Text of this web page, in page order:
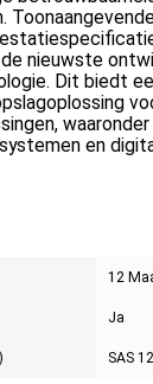
nieuwste
Dit biedt
en
12
Ja
SAS